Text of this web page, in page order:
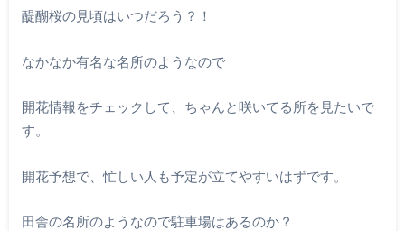
醍醐桜の見頃はいつだろう？！
なかなか有名な名所のようなので
開花情報をチェックして、ちゃんと咲いてる所を見たいで
す。
開花予想で、忙しい人も予定が立てやすいはずです。
田舎の名所のようなので駐車場はあるのか？